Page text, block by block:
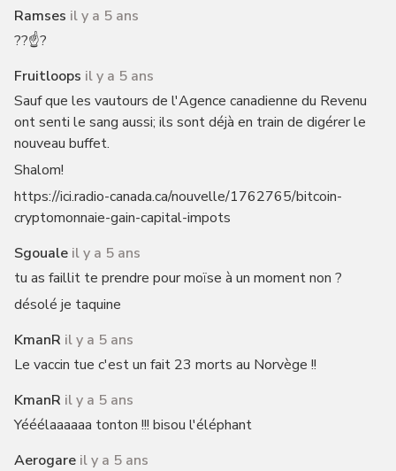
Ramses il y a 5 ans
??☝️?
Fruitloops il y a 5 ans
Sauf que les vautours de l'Agence canadienne du Revenu
ont senti le sang aussi; ils sont déjà en train de digérer le
nouveau buffet.
Shalom!
https://ici.radio-canada.ca/nouvelle/1762765/bitcoin-
cryptomonnaie-gain-capital-impots
Sgouale il y a 5 ans
tu as faillit te prendre pour moïse à un moment non ?
désolé je taquine
KmanR il y a 5 ans
Le vaccin tue c'est un fait 23 morts au Norvège !!
KmanR il y a 5 ans
Yééélaaaaaa tonton !!! bisou l'éléphant
Aerogare il y a 5 ans